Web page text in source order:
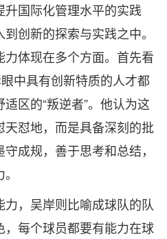
国际化管理水平的实践
创新的探索与实践之中。
体现在多个方面。首先看
中具有创新特质的人才都
区的“叛逆者”。他认为这
怼地，而是具备深刻的批
成规，善于思考和总结，
，吴岸则比喻成球队的队
每个球员都要有能力在球